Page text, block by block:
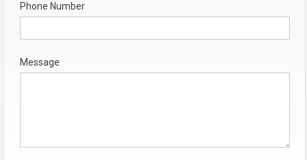
Phone Number
Message